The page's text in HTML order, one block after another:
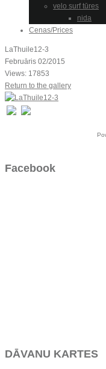
velo surf tūres
nida
Cenas/Prices
LaThuile12-3
Februāris 02/2015
Views: 17853
Return to the gallery
Facebook
DĀVANU KARTES